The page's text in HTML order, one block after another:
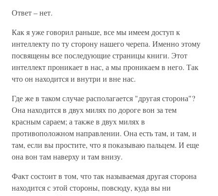
Ответ – нет.
Как я уже говорил раньше, все мы имеем доступ к
интеллекту по ту сторону нашего черепа. Именно этому
посвящены все последующие страницы книги. Этот
интеллект проникает в нас, а мы проникаем в него. Так
что он находится и внутри и вне нас.
Где же в таком случае располагается "другая сторона"?
Она находится в двух милях по дороге вон за тем
красным сараем; а также в двух милях в
противоположном направлении. Она есть там, и там, и
там, если вы простите, что я показываю пальцем. И еще
она вон там наверху и там внизу.
Факт состоит в том, что так называемая другая сторона
находится с этой стороны, повсюду, куда вы ни